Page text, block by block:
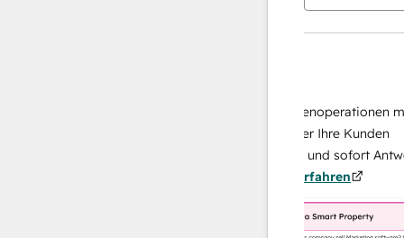
Skalieren Sie Ihrer Datenoperationen mit
KI-gestützten Agent, der Ihre Kunden
recherchiert, analysiert und sofort Antworten
Mehr erfahren